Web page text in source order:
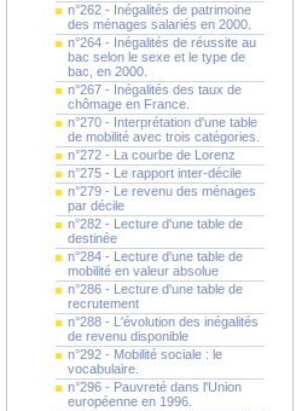
n°262 - Inégalités de patrimoine
des ménages salariés en 2000.
n°264 - Inégalités de réussite au
bac selon le sexe et le type de
bac, en 2000.
n°267 - Inégalités des taux de
chômage en France.
n°270 - Interprétation d'une table
de mobilité avec trois catégories.
n°272 - La courbe de Lorenz
n°275 - Le rapport inter-décile
n°279 - Le revenu des ménages
par décile
n°282 - Lecture d'une table de
destinée
n°284 - Lecture d'une table de
mobilité en valeur absolue
n°286 - Lecture d'une table de
recrutement
n°288 - L'évolution des inégalités
de revenu disponible
n°292 - Mobilité sociale : le
vocabulaire.
n°296 - Pauvreté dans l'Union
européenne en 1996.